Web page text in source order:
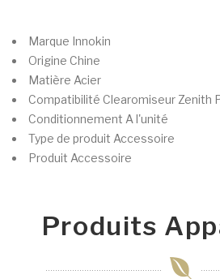
Marque Innokin
Origine Chine
Matière Acier
Compatibilité Clearomiseur Zenith
Conditionnement A l'unité
Type de produit Accessoire
Produit Accessoire
Produits